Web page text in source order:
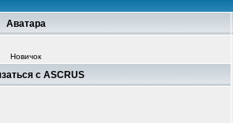
Аватара
Новичок
с ASCRUS